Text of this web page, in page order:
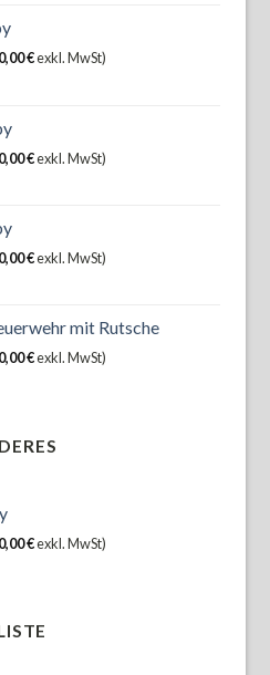
€exkl. MwSt)
€exkl. MwSt)
€exkl. MwSt)
mit Rutsche
€exkl. MwSt)
€exkl. MwSt)